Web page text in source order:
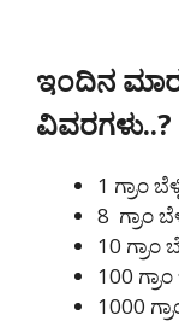
ಇಂದಿನ
ವಿವರಗಳು..?
1 ಗ್ರಾಂ
8 ಗ್ರಾಂ
10
100
1000